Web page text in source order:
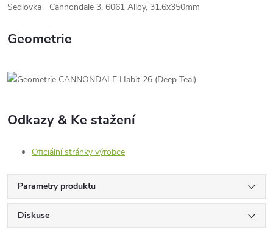
Sedlovka
Cannondale 3, 6061 Alloy, 31.6x350mm
Geometrie
Odkazy & Ke stažení
Oficiální stránky výrobce
Parametry produktu
Diskuse